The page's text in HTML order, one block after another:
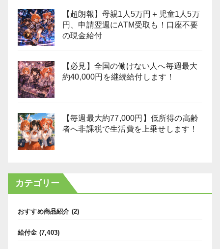
【超朗報】母親1人5万円＋児童1人5万
円、申請翌週にATM受取も！口座不要
の現金給付
【必見】全国の働けない人へ毎週最大
約40,000円を継続給付します！
【毎週最大約77,000円】低所得の高齢
者へ非課税で生活費を上乗せします！
カテゴリー
おすすめ商品紹介 (2)
給付金 (7,403)